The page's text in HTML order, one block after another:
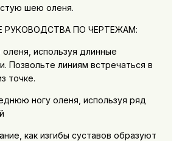
шею оленя.
РУКОВОДСТВА ПО ЧЕРТЕЖАМ:
используя длинные
Позвольте линиям встречаться в
точке.
ногу оленя, используя ряд
как изгибы суставов образуют